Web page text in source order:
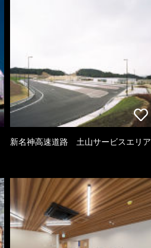
新名神高速道路 土山サービスエリア